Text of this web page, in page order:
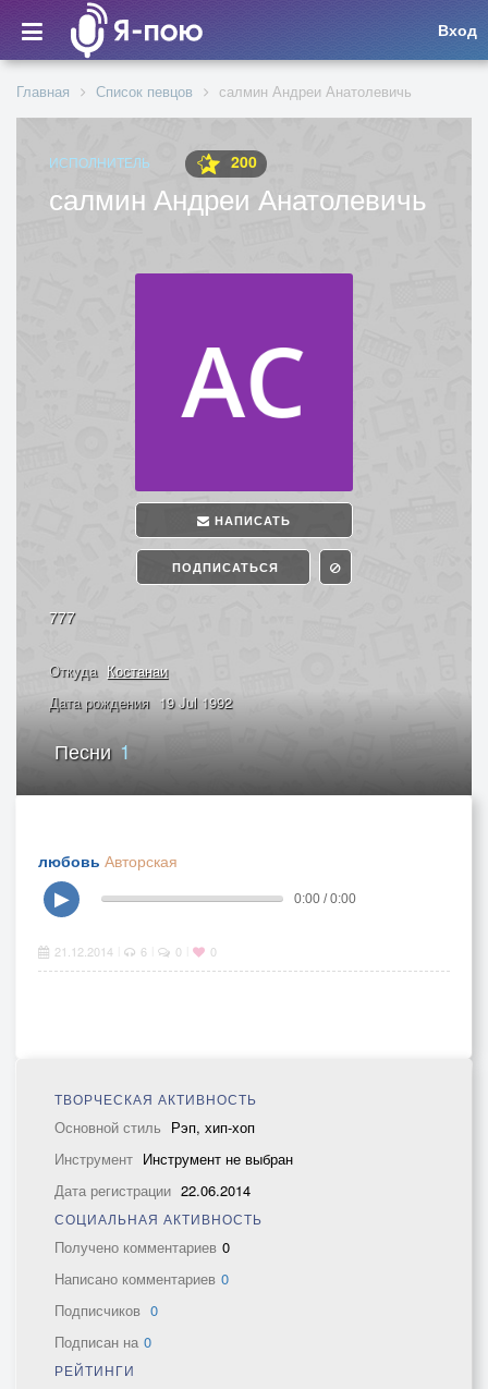
Вход
Главная Список певцов салмин Андреи Анатолевичь
ИСПОЛНИТЕЛЬ 200
салмин Андреи Анатолевичь
НАПИСАТЬ
ПОДПИСАТЬСЯ
777
Откуда Костанаи
Дата рождения 19 Jul 1992
Песни 1
любовь Авторская
▶
0:00 / 0:00
21.12.2014 6 0 0
ТВОРЧЕСКАЯ АКТИВНОСТЬ
Основной стиль Рэп, хип-хоп
Инструмент Инструмент не выбран
Дата регистрации 22.06.2014
СОЦИАЛЬНАЯ АКТИВНОСТЬ
Получено комментариев 0
Написано комментариев 0
Подписчиков 0
Подписан на 0
РЕЙТИНГИ